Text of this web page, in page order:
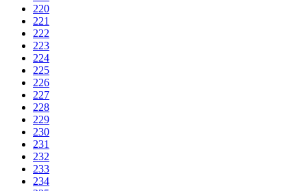
220
221
222
223
224
225
226
227
228
229
230
231
232
233
234